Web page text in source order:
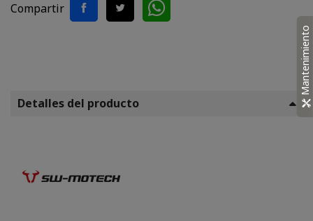
Compartir
Detalles del producto
Mantenimiento